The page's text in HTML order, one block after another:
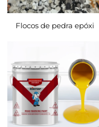
Flocos de pedra epóxi